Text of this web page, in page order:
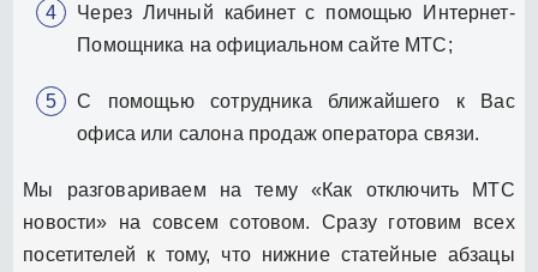
Через Личный кабинет с помощью Интернет-
Помощника на официальном сайте МТС;
С помощью сотрудника ближайшего к Вас
офиса или салона продаж оператора связи.
Мы разговариваем на тему «Как отключить МТС
новости» на совсем сотовом. Сразу готовим всех
посетителей к тому, что нижние статейные абзацы